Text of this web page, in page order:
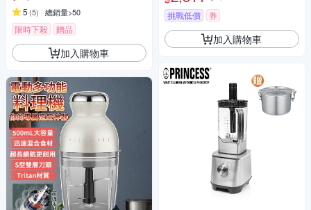
5 (5) 總銷量>50
限時下殺 贈品
加入購物車
挑戰低價
券
加入購物車